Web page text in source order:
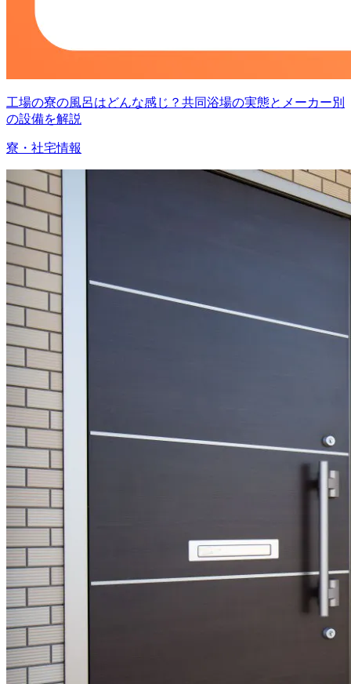
工場の寮の風呂はどんな感じ？共同浴場の実態とメーカー別
の設備を解説
寮・社宅情報